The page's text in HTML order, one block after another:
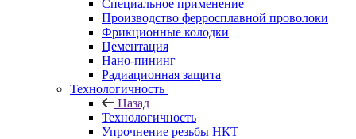
Специальное применение
Производство ферросплавной проволоки
Фрикционные колодки
Цементация
Нано-пининг
Радиационная защита
Технологичность
Назад
Технологичность
Упрочнение резьбы НКТ